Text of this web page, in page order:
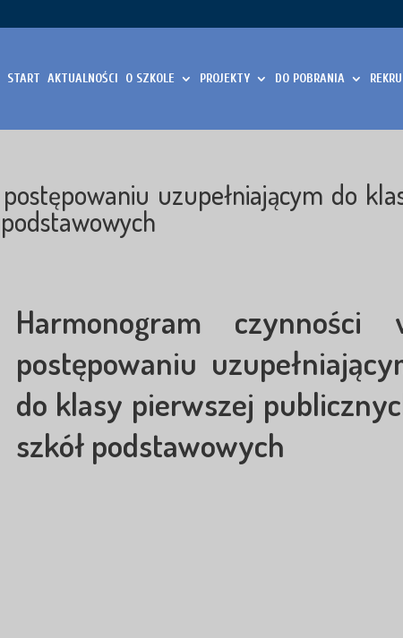
START AKTUALNOŚCI O SZKOLE PROJEKTY DO POBRANIA
uzupełniającym do
Harmonogram czynności
postępowaniu
do klasy pierwszej
szkół podstawowych